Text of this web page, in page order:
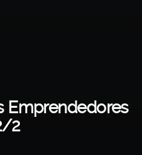
Emprendedores
2